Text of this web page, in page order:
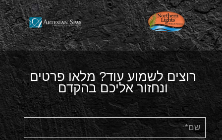
רוצים לשמוע עוד? מלאו פרטים
ונחזור אליכם בהקדם